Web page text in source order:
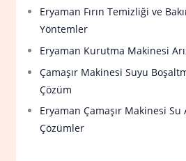
Eryaman Fırın Temizliği ve
Yöntemler
Eryaman Kurutma Makinesi
Çamaşır Makinesi Suyu
Çözüm
Eryaman Çamaşır Makinesi Su
Çözümler